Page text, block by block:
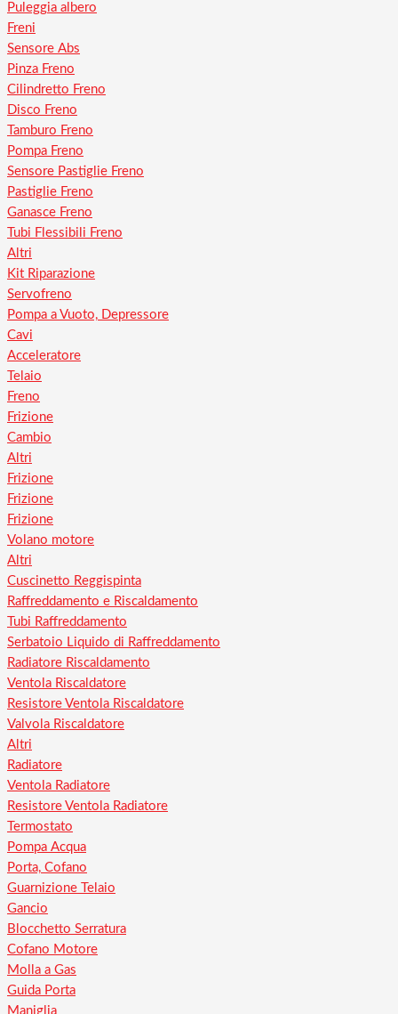
Puleggia albero
Freni
Sensore Abs
Pinza Freno
Cilindretto Freno
Disco Freno
Tamburo Freno
Pompa Freno
Sensore Pastiglie Freno
Pastiglie Freno
Ganasce Freno
Tubi Flessibili Freno
Altri
Kit Riparazione
Servofreno
Pompa a Vuoto, Depressore
Cavi
Acceleratore
Telaio
Freno
Frizione
Cambio
Altri
Frizione
Frizione
Frizione
Volano motore
Altri
Cuscinetto Reggispinta
Raffreddamento e Riscaldamento
Tubi Raffreddamento
Serbatoio Liquido di Raffreddamento
Radiatore Riscaldamento
Ventola Riscaldatore
Resistore Ventola Riscaldatore
Valvola Riscaldatore
Altri
Radiatore
Ventola Radiatore
Resistore Ventola Radiatore
Termostato
Pompa Acqua
Porta, Cofano
Guarnizione Telaio
Gancio
Blocchetto Serratura
Cofano Motore
Molla a Gas
Guida Porta
Maniglia